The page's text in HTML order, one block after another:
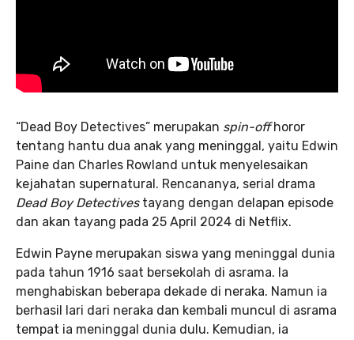
“Dead Boy Detectives” merupakan spin-offhoror
tentang hantu dua anak yang meninggal, yaitu Edwin
Paine dan Charles Rowland untuk menyelesaikan
kejahatan supernatural. Rencananya, serial drama
Dead Boy Detectivestayang dengan delapan episode
dan akan tayang pada 25 April 2024 di Netflix.
Edwin Payne merupakan siswa yang meninggal dunia
pada tahun 1916 saat bersekolah di asrama. Ia
menghabiskan beberapa dekade di neraka. Namun ia
berhasil lari dari neraka dan kembali muncul di asrama
tempat ia meninggal dunia dulu. Kemudian, ia